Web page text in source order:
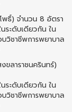
พธิ์) จำนวน 8 อัตรา
ะดับเดียวกัน ใน
วิชาชีพการพยาบาล
ขลาราชนครินทร์)
ะดับเดียวกัน ใน
วิชาชีพการพยาบาล